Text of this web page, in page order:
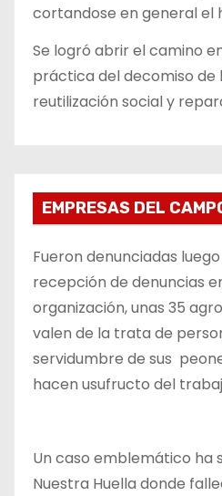
cortandose en general el
Se logró abrir el camino
práctica del decomiso de
reutilización social y
EMPRESAS DEL
Fueron denunciadas
recepción de denuncias
organización, unas 35
valen de la trata de
servidumbre de sus
hacen usufructo del
Un caso emblemático ha
Nuestra Huella donde